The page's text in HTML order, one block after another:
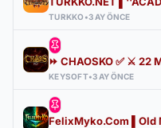
TURKKO •3 AY ÖNCE
KEYSOFT•3 AY ÖNCE